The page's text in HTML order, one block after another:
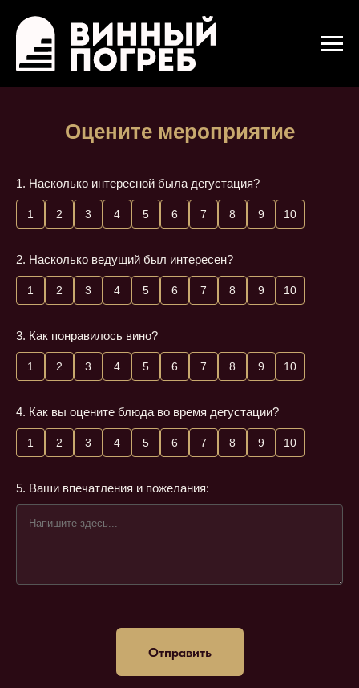
Оцените мероприятие
1. Насколько интересной была дегустация?
1 2 3 4 5 6 7 8 9 10
2. Насколько ведущий был интересен?
1 2 3 4 5 6 7 8 9 10
3. Как понравилось вино?
1 2 3 4 5 6 7 8 9 10
4. Как вы оцените блюда во время дегустации?
1 2 3 4 5 6 7 8 9 10
5. Ваши впечатления и пожелания:
Отправить